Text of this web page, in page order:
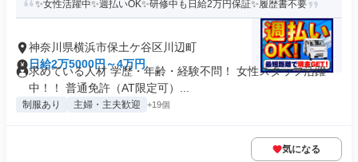
✨女性活躍中✨週払いOK✨研修中も日給2万円保証✨履歴書不要
神奈川県横浜市保土ケ谷区川辺町
日給2万5000円～4万円
求めている人材 学歴・年齢・経験不問！ 女性スタッフ活躍
中！！ 普通免許（AT限定可）...
制服あり 主婦・主夫歓迎 +19個
気になる